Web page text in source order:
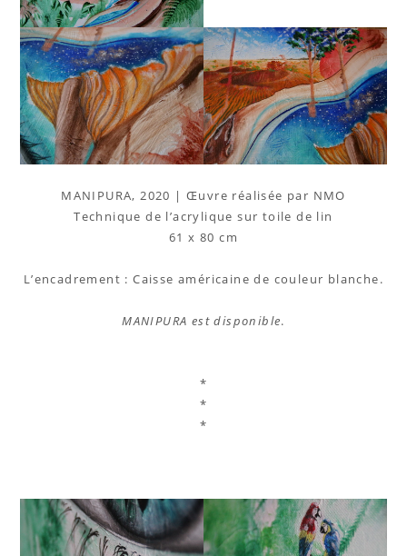
MANIPURA, 2020 | Œuvre réalisée par NMO
Technique de l’acrylique sur toile de lin
61 x 80 cm
L’encadrement : Caisse américaine de couleur blanche.
MANIPURA est disponible.
*
*
*